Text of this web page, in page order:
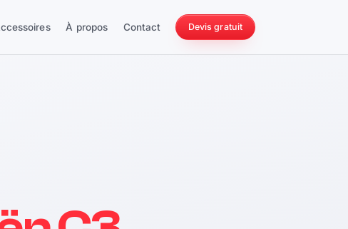
À propos Contact Devis gratuit